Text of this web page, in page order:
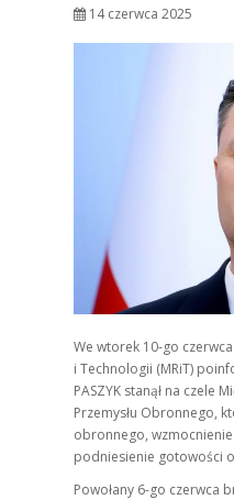
14 czerwca 2025
We wtorek 10-go
i Technologii (MRiT)
PASZYK stanął na czele
Przemysłu Obronnego,
obronnego,
podniesienie gotowości
Powołany 6-go czerwca